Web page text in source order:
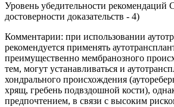
Уровень убедительности рекомендаций
достоверности доказательств - 4)
Комментарии: при использовании
рекомендуется применять
преимущественно мембранозного
тем, могут устанавливаться и
хондрального происхождения
хрящ, гребень подвздошной кости),
предпочтением, в связи с высоким